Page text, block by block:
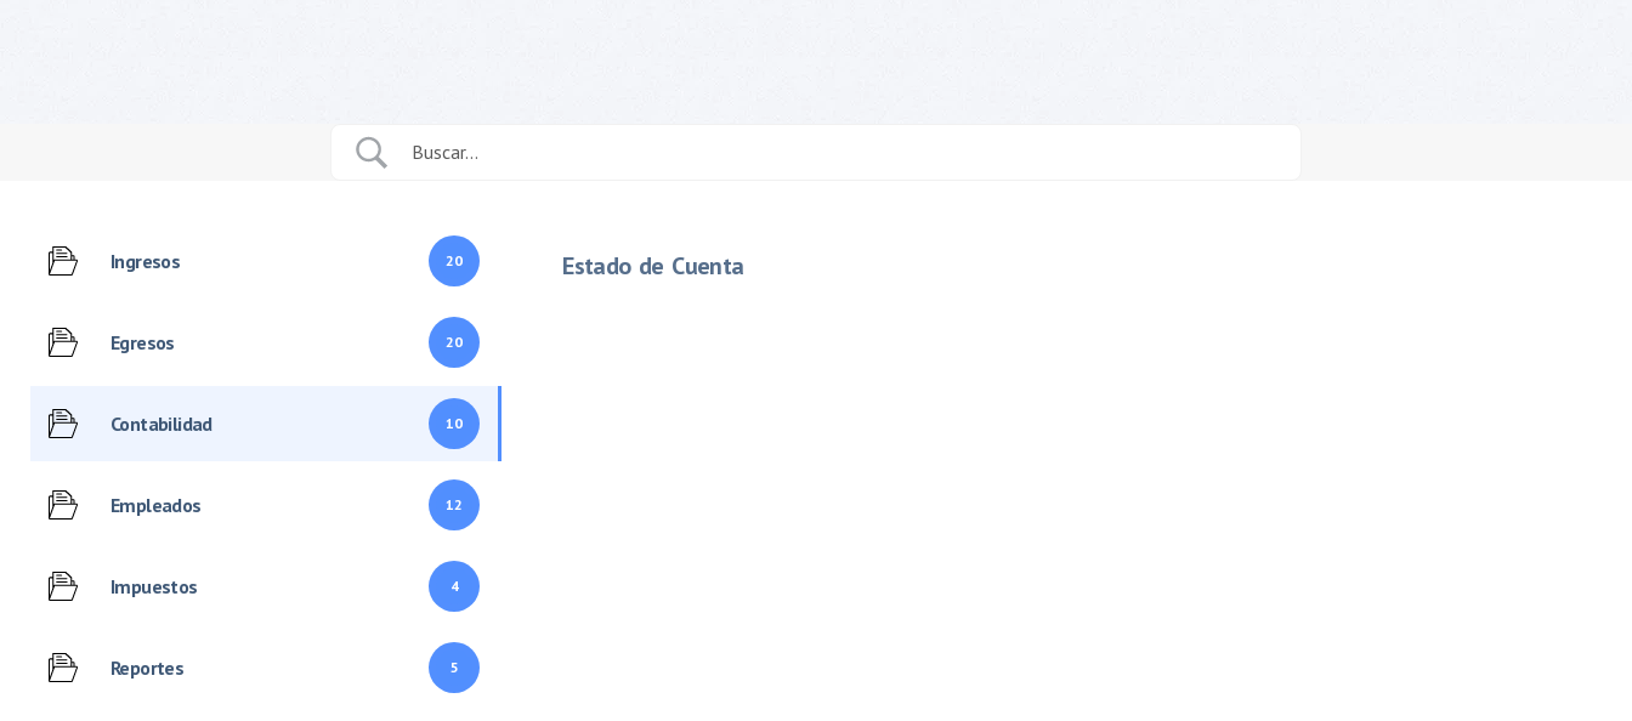
Ingresos 20
Egresos 20
Contabilidad 10
Empleados 12
Impuestos 4
Reportes 5
Estado de Cuenta